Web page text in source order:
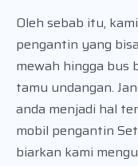
Oleh sebab itu,
pengantin yang
mewah hingga bus
tamu undangan.
anda menjadi hal
mobil pengantin
biarkan kami